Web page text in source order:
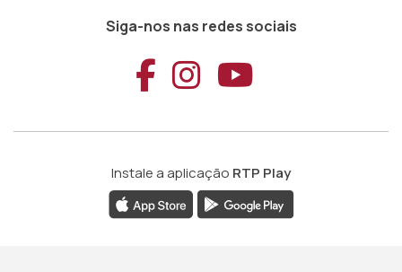
Siga-nos nas redes sociais
Aceder ao
Aceder ao
Aceder
Instale a aplicação RTP Play